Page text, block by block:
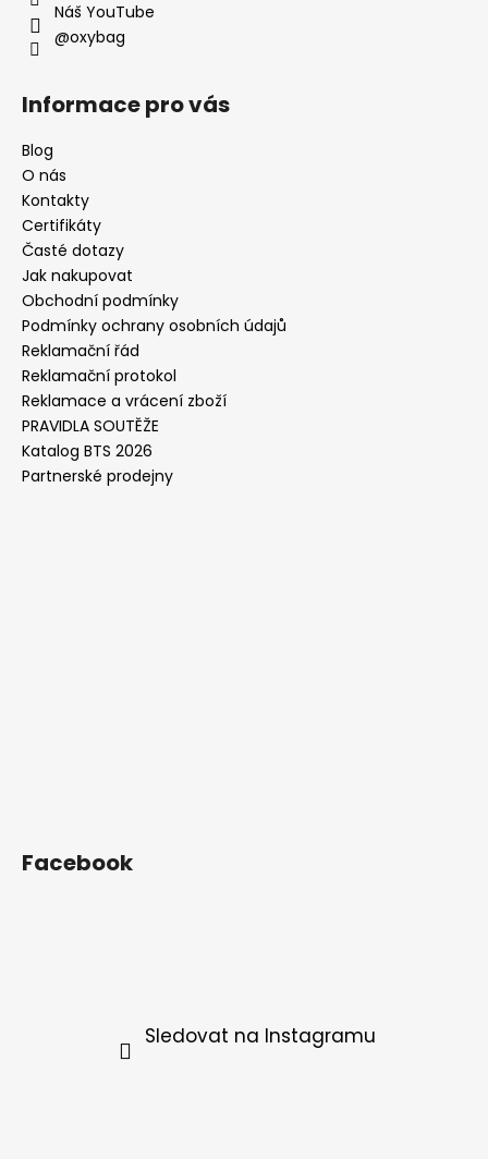
Náš YouTube
@oxybag
Informace pro vás
Blog
O nás
Kontakty
Certifikáty
Časté dotazy
Jak nakupovat
Obchodní podmínky
Podmínky ochrany osobních údajů
Reklamační řád
Reklamační protokol
Reklamace a vrácení zboží
PRAVIDLA SOUTĚŽE
Katalog BTS 2026
Partnerské prodejny
Facebook
Sledovat na Instagramu